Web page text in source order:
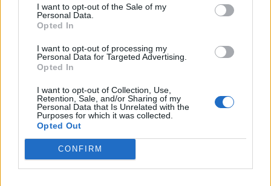
I want to opt-out of the Sale of my
Personal Data.
Opted In
I want to opt-out of processing my
Personal Data for Targeted Advertising.
Opted In
I want to opt-out of Collection, Use,
Retention, Sale, and/or Sharing of my
Personal Data that Is Unrelated with the
Purposes for which it was collected.
Opted Out
CONFIRM
doppietta di Tapparello
8 Ago 2026
Il Latte Dolce prende Dumani dalla Torres,
Mascia, Sorgente, Lopes, Limberti e Cherchi
gli altri acquisti
8 Ago 2026
DPCM 3 dicembre, per il calcio dilettantistico
stop prolungato fino al 15 gennaio 2021